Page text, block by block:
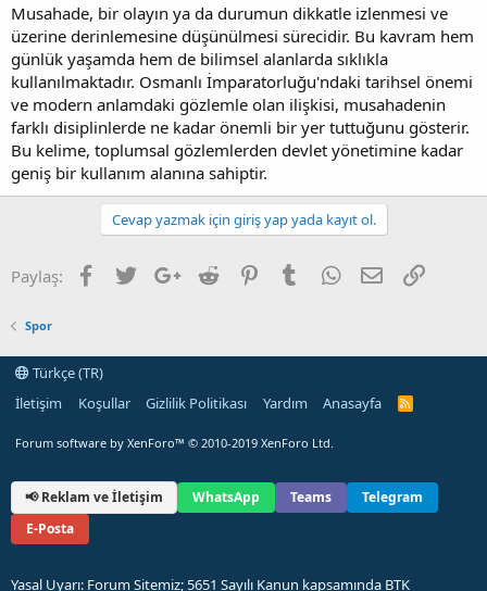
Musahade, bir olayın ya da durumun dikkatle izlenmesi ve
üzerine derinlemesine düşünülmesi sürecidir. Bu kavram hem
günlük yaşamda hem de bilimsel alanlarda sıklıkla
kullanılmaktadır. Osmanlı İmparatorluğu'ndaki tarihsel önemi
ve modern anlamdaki gözlemle olan ilişkisi, musahadenin
farklı disiplinlerde ne kadar önemli bir yer tuttuğunu gösterir.
Bu kelime, toplumsal gözlemlerden devlet yönetimine kadar
geniş bir kullanım alanına sahiptir.
Cevap yazmak için giriş yap yada kayıt ol.
Paylaş: Facebook
TwitterGoogle+
Reddit PinterestTumblrWhatsApp
E-postaLink
Spor
Türkçe (TR)
İletişim
Koşullar Gizlilik Politikası Yardım Anasayfa
R
Forum software by XenForo™ © 2010-2019 XenForo Ltd.
📢 Reklam ve İletişim WhatsApp Teams
Telegram
E-Posta
Yasal Uyarı: Forum Sitemiz; 5651 Sayılı Kanun kapsamında BTK